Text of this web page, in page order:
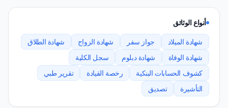
أنواع الوثائق
شهادة الميلاد جواز سفر شهادة الزواج
شهادة الطلاق
شهادة الوفاة
شهادة دبلوم
سجل الكلية
كشوف الحسابات البنكية
رخصة القيادة
تقرير طبي
التأشيرة
تصديق